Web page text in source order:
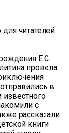
читателей
Е.С.
провела
в
известного
с
рассказали
книги